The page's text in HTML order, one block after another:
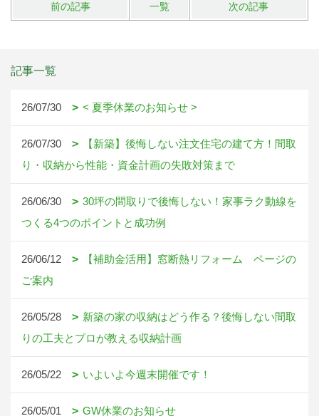
前の記事 一覧 次の記事
記事一覧
26/07/30 < 夏季休業のお知らせ >
26/07/30
【新築】後悔しない注文住宅の建て方！間取
り・収納から性能・資金計画の失敗対策まで
26/06/30
30坪の間取りで後悔しない！家事ラク動線を
つくる4つのポイントと成功例
26/06/12
【補助金活用】窓断熱リフォーム ページの
ご案内
26/05/28
新築の家の収納はどう作る？後悔しない間取
りの工夫とプロが教える収納計画
26/05/22 いよいよ今週末開催です！
26/05/01 GW休業のお知らせ